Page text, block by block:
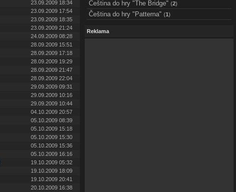
23.09.2009 18:34
23.09.2009 17:54
23.09.2009 18:35
23.09.2009 21:24
24.09.2009 08:28
28.09.2009 15:51
28.09.2009 17:18
28.09.2009 19:29
28.09.2009 21:47
28.09.2009 22:04
29.09.2009 09:31
29.09.2009 10:16
29.09.2009 10:44
04.10.2009 20:57
05.10.2009 08:39
05.10.2009 15:18
05.10.2009 15:30
05.10.2009 15:36
05.10.2009 16:16
19.10.2009 05:32
19.10.2009 18:09
19.10.2009 20:41
20.10.2009 16:38
Čeština do hry "The Bridge" (2)
Čeština do hry "Patterna" (1)
Reklama